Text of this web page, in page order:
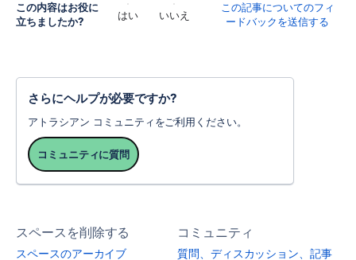
この内容はお役に
立ちましたか?
はい いいえ
この記事についてのフィ
ードバックを送信する
さらにヘルプが必要ですか?
アトラシアン コミュニティをご利用ください。
コミュニティに質問
スペースを削除する
スペースのアーカイブ
コミュニティ
質問、ディスカッション、記事